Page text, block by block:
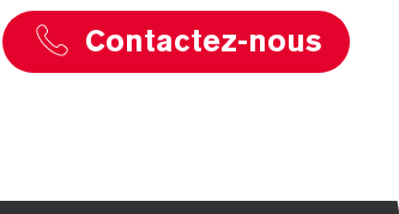
Contactez-nous